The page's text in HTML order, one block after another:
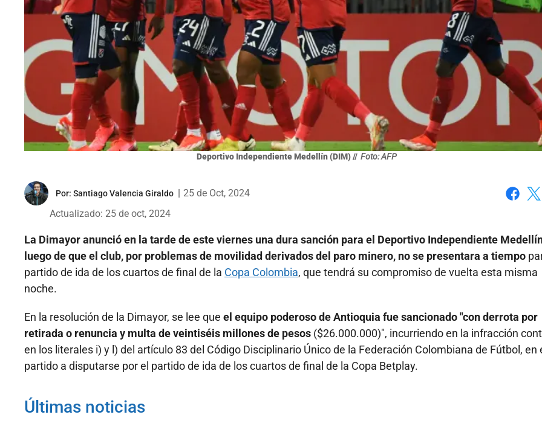
Deportivo Independiente Medellín (DIM) // Foto: AFP
Por: Santiago Valencia Giraldo
25 de Oct, 2024
Actualizado: 25 de oct, 2024
La Dimayor anunció en la tarde de este viernes una dura sanción para el Deportivo Independiente
luego de que el club, por problemas de movilidad derivados del paro minero, no se presentara a tiempo
partido de ida de los cuartos de final de la Copa Colombia, que tendrá su compromiso de vuelta esta misma
noche.
En la resolución de la Dimayor, se lee que el equipo poderoso de Antioquia fue sancionado "con derrota por
retirada o renuncia y multa de veintiséis millones de pesos ($26.000.000)", incurriendo en la infracción
en los literales i) y l) del artículo 83 del Código Disciplinario Único de la Federación Colombiana de Fútbol, en
partido a disputarse por el partido de ida de los cuartos de final de la Copa Betplay.
Últimas noticias